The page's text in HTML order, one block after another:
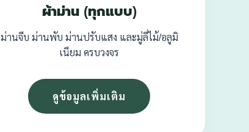
ผ้าม่าน (ทุกแบบ)
ม่านจีบ ม่านพับ ม่านปรับแสง และมู่ลี่ไม้/อลูมิ
เนียม ครบวงจร
ดูข้อมูลเพิ่มเติม